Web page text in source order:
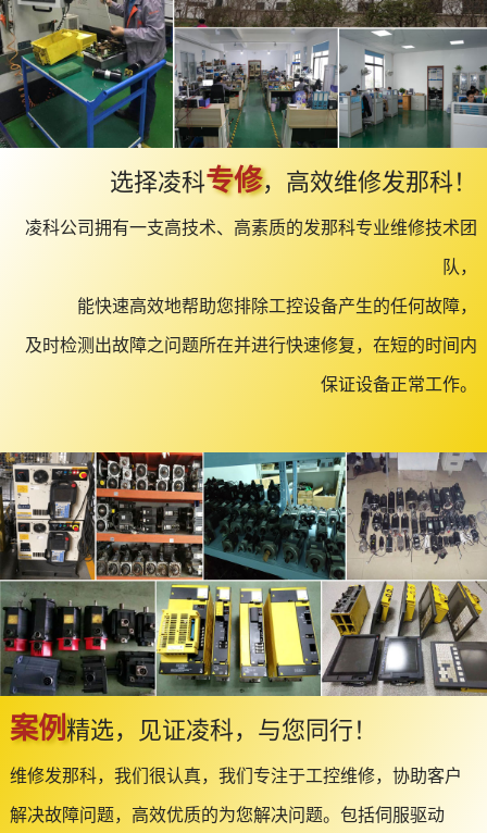
选择凌科专修，高效维修发那科！
凌科公司拥有一支高技术、高素质的发那科专业维修技术团
队，
能快速高效地帮助您排除工控设备产生的任何故障，
及时检测出故障之问题所在并进行快速修复，在短的时间内
保证设备正常工作。
案例 精选，见证凌科，与您同行！
维修发那科，我们很认真，我们专注于工控维修，协助客户
解决故障问题，高效优质的为您解决问题。包括伺服驱动